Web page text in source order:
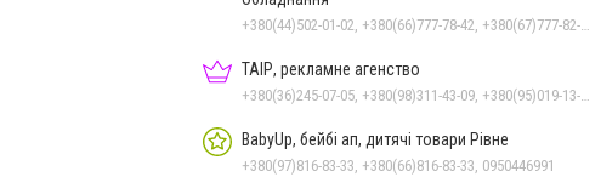
+380(44)502-01-02, +380(66)777-78-42, +380(67)777-82-19, +380(67)890-80-80, +380(73)890-80-80, +380(44)502-01-03
ТАІР, рекламне агенство
+380(36)245-07-05, +380(98)311-43-09, +380(95)019-13-17
BabyUp, бейбі ап, дитячі товари Рівне
+380(97)816-83-33, +380(66)816-83-33, 0950446991